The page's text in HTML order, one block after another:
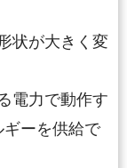
状が大きく変
電力で動作す
ーを供給で